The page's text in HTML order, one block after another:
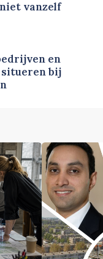
vanzelf
en
bij